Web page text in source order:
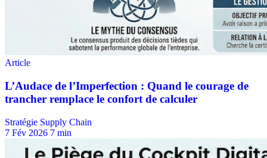
Stratégie Supply Chain
7 Fév 2026 7 min